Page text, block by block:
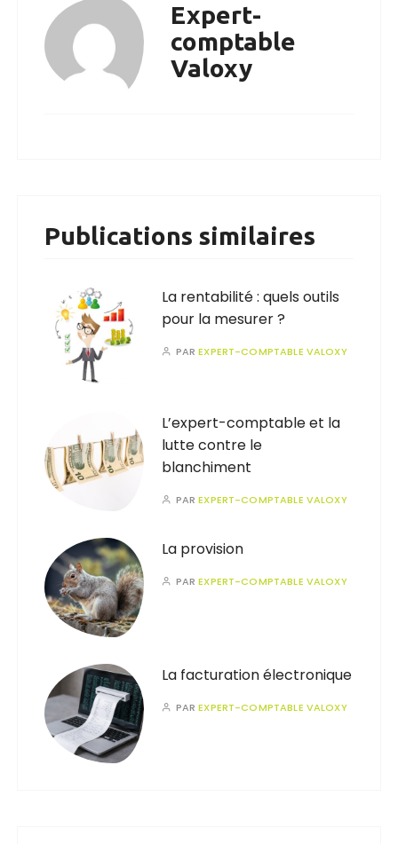
Expert-
comptable
Valoxy
Publications similaires
La rentabilité : quels outils
pour la mesurer ?
PAREXPERT-COMPTABLE VALOXY
L’expert-comptable et la
lutte contre le
blanchiment
PAREXPERT-COMPTABLE VALOXY
La provision
PAREXPERT-COMPTABLE VALOXY
La facturation électronique
PAREXPERT-COMPTABLE VALOXY